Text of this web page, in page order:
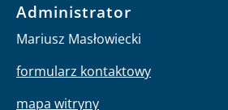
Administrator
Mariusz Masłowiecki
formularz kontaktowy
mapa witryny